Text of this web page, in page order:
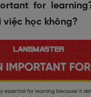
for
học không?